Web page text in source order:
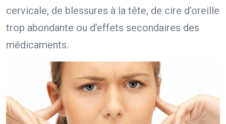
cervicale, de blessures à la tête, de cire d’oreille
trop abondante ou d’effets secondaires des
médicaments.